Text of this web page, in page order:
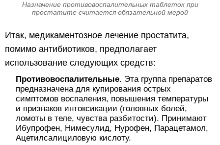
Назначение противовоспалительных таблеток при
простатите считается обязательной мерой
Итак, медикаментозное лечение простатита,
помимо антибиотиков, предполагает
использование следующих средств:
Противовоспалительные. Эта группа препаратов
предназначена для купирования острых
симптомов воспаления, повышения температуры
и признаков интоксикации (головных болей,
ломоты в теле, чувства разбитости). Принимают
Ибупрофен, Нимесулид, Нурофен, Парацетамол,
Ацетилсалициловую кислоту.